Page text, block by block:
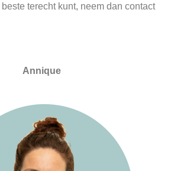
terecht kunt, neem dan contact
Annique